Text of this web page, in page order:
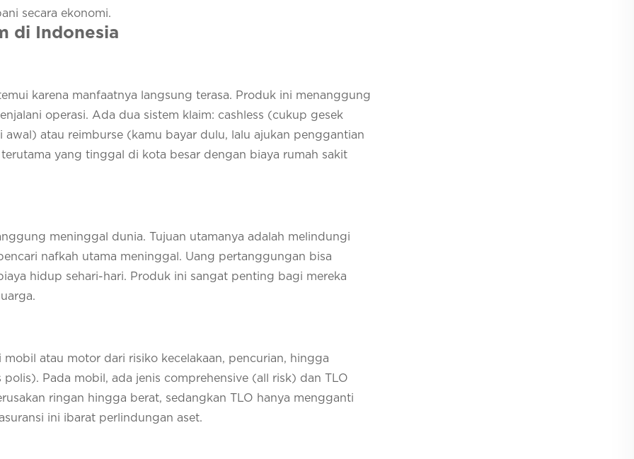
secara ekonomi.
di Indonesia
karena manfaatnya langsung terasa. Produk ini menanggung
operasi. Ada dua sistem klaim: cashless (cukup gesek
atau reimburse (kamu bayar dulu, lalu ajukan penggantian
yang tinggal di kota besar dengan biaya rumah sakit
meninggal dunia. Tujuan utamanya adalah melindungi
nafkah utama meninggal. Uang pertanggungan bisa
hidup sehari-hari. Produk ini sangat penting bagi mereka
atau motor dari risiko kecelakaan, pencurian, hingga
Pada mobil, ada jenis comprehensive (all risk) dan TLO
ringan hingga berat, sedangkan TLO hanya mengganti
ini ibarat perlindungan aset.